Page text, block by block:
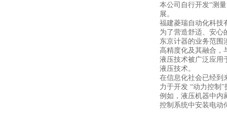
本公司自行开发“测
展。
福建菱瑞自动化科技
为了营造舒适、安心
东京计器的业务范围
高精度化及其融合，
液压技术被广泛应用
液压技术。
在信息化社会已经到
力于开发 “动力控制
例如，液压机器中内
控制系统中安装电动